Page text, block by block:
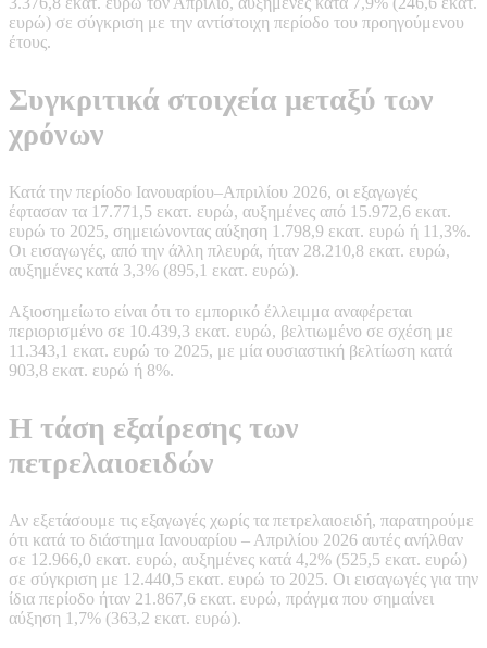
ευρώ) σε σύγκριση με την αντίστοιχη περίοδο του προηγούμενου
έτους.
Συγκριτικά στοιχεία μεταξύ των
χρόνων
Κατά την περίοδο Ιανουαρίου–Απριλίου 2026, οι εξαγωγές
έφτασαν τα 17.771,5 εκατ. ευρώ, αυξημένες από 15.972,6 εκατ.
ευρώ το 2025, σημειώνοντας αύξηση 1.798,9 εκατ. ευρώ ή 11,3%.
Οι εισαγωγές, από την άλλη πλευρά, ήταν 28.210,8 εκατ. ευρώ,
αυξημένες κατά 3,3% (895,1 εκατ. ευρώ).
Αξιοσημείωτο είναι ότι το εμπορικό έλλειμμα αναφέρεται
περιορισμένο σε 10.439,3 εκατ. ευρώ, βελτιωμένο σε σχέση με
11.343,1 εκατ. ευρώ το 2025, με μία ουσιαστική βελτίωση κατά
903,8 εκατ. ευρώ ή 8%.
Η τάση εξαίρεσης των
πετρελαιοειδών
Αν εξετάσουμε τις εξαγωγές χωρίς τα πετρελαιοειδή, παρατηρούμε
ότι κατά το διάστημα Ιανουαρίου – Απριλίου 2026 αυτές ανήλθαν
σε 12.966,0 εκατ. ευρώ, αυξημένες κατά 4,2% (525,5 εκατ. ευρώ)
σε σύγκριση με 12.440,5 εκατ. ευρώ το 2025. Οι εισαγωγές για την
ίδια περίοδο ήταν 21.867,6 εκατ. ευρώ, πράγμα που σημαίνει
αύξηση 1,7% (363,2 εκατ. ευρώ).